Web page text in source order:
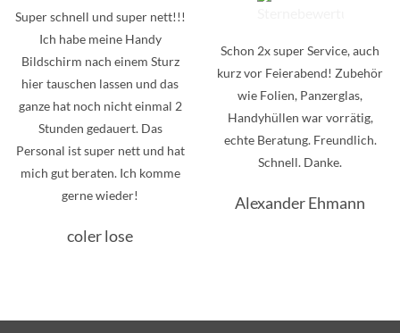
Super schnell und super nett!!!
Ich habe meine Handy
Bildschirm nach einem Sturz
hier tauschen lassen und das
ganze hat noch nicht einmal 2
Stunden gedauert. Das
Personal ist super nett und hat
mich gut beraten. Ich komme
gerne wieder!
coler lose
Schon 2x super Service, auch
kurz vor Feierabend! Zubehör
wie Folien, Panzerglas,
Handyhüllen war vorrätig,
echte Beratung. Freundlich.
Schnell. Danke.
Alexander Ehmann